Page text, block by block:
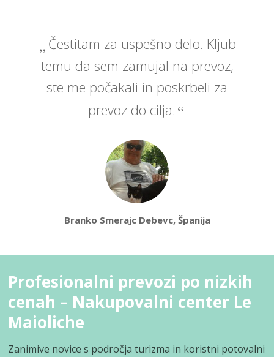
Čestitam za uspešno delo. Kljub
temu da sem zamujal na prevoz,
ste me počakali in poskrbeli za
prevoz do cilja.
Branko Smerajc Debevc, Španija
Profesionalni prevozi po nizkih
cenah – Nakupovalni center Le
Maioliche
Zanimive novice s področja turizma in koristni potovalni